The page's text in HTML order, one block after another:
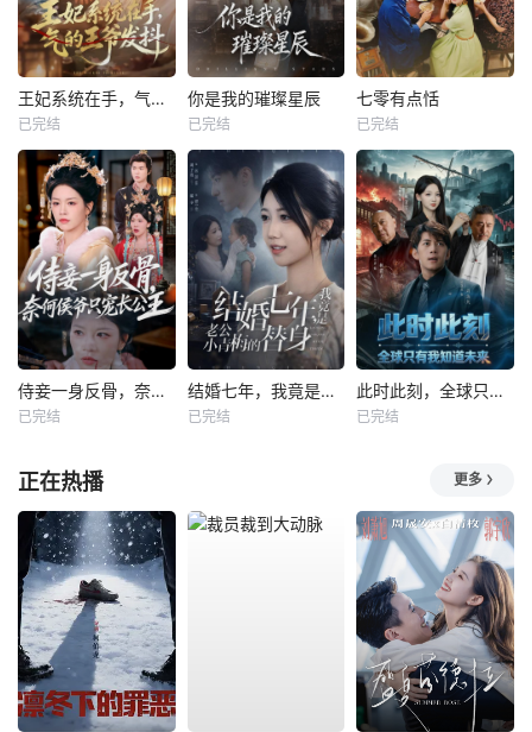
王妃系统在手，气的王爷发抖
已完结
你是我的璀璨星辰
已完结
七零有点恬
已完结
侍妾一身反骨，奈何侯爷只宠长公主
已完结
结婚七年，我竟是老公小青梅的替身
已完结
此时此刻，全球只有我知道未来
已完结
正在热播 更多